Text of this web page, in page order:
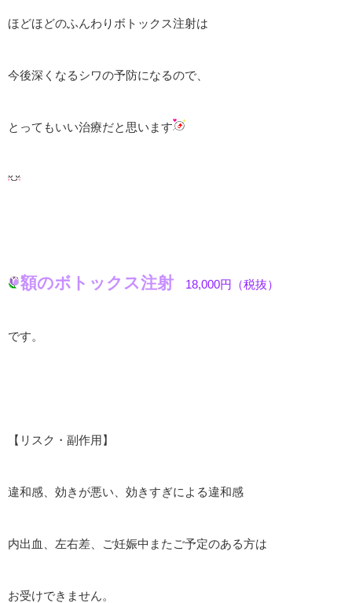
ほどほどのふんわりボトックス注射は
今後深くなるシワの予防になるので、
とってもいい治療だと思います
額のボトックス注射 18,000円（税抜）
です。
【リスク・副作用】
違和感、効きが悪い、効きすぎによる違和感
内出血、左右差、ご妊娠中またご予定のある方は
お受けできません。